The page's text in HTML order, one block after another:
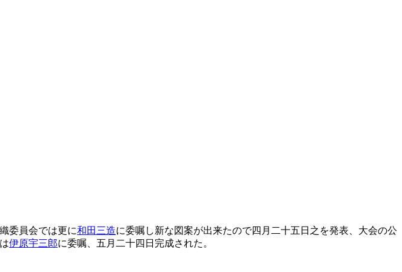
委員会では更に和田三造に委嘱し新な図案が出来たので四月二十五日之を発表、大会の公
伊原宇三郎に委嘱、五月二十四日完成された。